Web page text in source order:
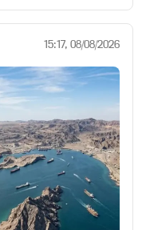
15:17, 08/08/2026